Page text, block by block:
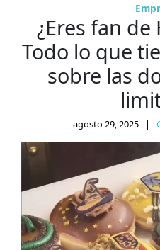
¿Eres fan
Todo lo que
sobre las
agosto 29, 2025 |